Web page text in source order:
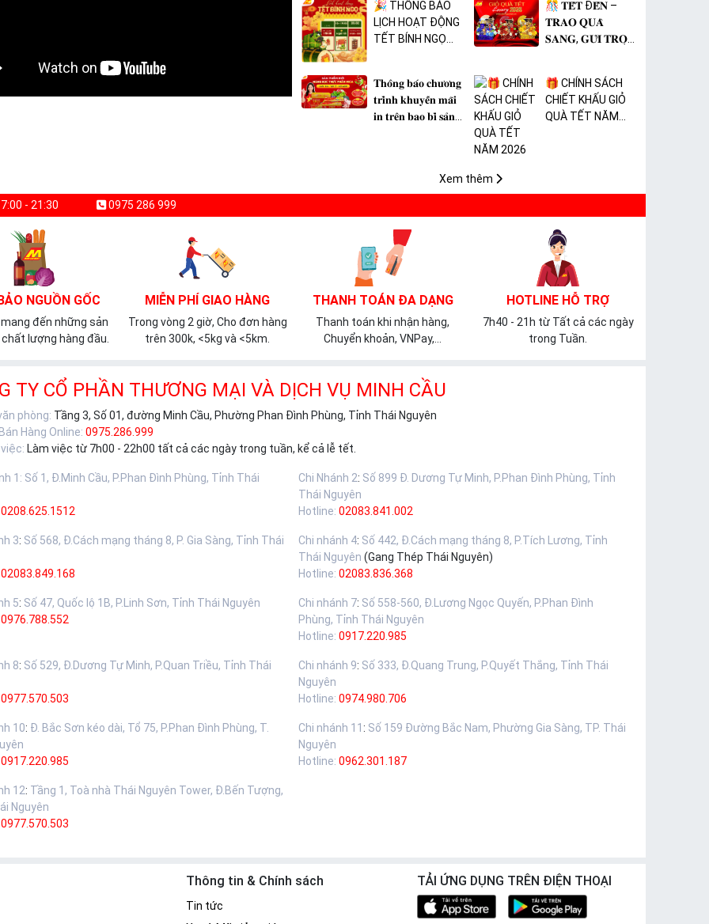
🎉 THÔNG BÁO
LỊCH HOẠT ĐỘNG
TẾT BÍNH NGỌ
🎊 𝐓𝐄̂́𝐓 Đ𝐄̂́𝐍 –
𝐓𝐑𝐀𝐎 𝐐𝐔𝐀̀
𝐒𝐀𝐍𝐆, 𝐆𝐔̛̉𝐈 𝐓𝐑𝐎̣𝐍
𝐓𝐡𝐨̂𝐧𝐠 𝐛𝐚́𝐨 𝐜𝐡𝐮̛𝐨̛𝐧𝐠
𝐭𝐫𝐢̀𝐧𝐡 𝐤𝐡𝐮𝐲𝐞̂́𝐧 𝐦𝐚̃𝐢
𝐢𝐧 𝐭𝐫𝐞̂𝐧 𝐛𝐚𝐨 𝐛𝐢̀ 𝐬𝐚̉𝐧
🎁 CHÍNH SÁCH
CHIẾT KHẤU GIỎ
QUÀ TẾT NĂM
Xem thêm
- 21:30 0975 286 999
NGUỒN GỐC
đến những sản
lượng hàng đầu.
MIỄN PHÍ GIAO HÀNG
Trong vòng 2 giờ, Cho đơn hàng
trên 300k, <5kg và <5km.
THANH TOÁN ĐA DẠNG
Thanh toán khi nhận hàng,
Chuyển khoản, VNPay,...
HOTLINE HỖ TRỢ
7h40 - 21h từ Tất cả các ngày
trong Tuần.
TY CỔ PHẦN THƯƠNG MẠI VÀ DỊCH VỤ MINH CẦU
phòng: Tầng 3, Số 01, đường Minh Cầu, Phường Phan Đình Phùng, Tỉnh Thái Nguyên
Hàng Online: 0975.286.999
Làm việc từ 7h00 - 22h00 tất cả các ngày trong tuần, kể cả lễ tết.
1 : Số 1, Đ.Minh Cầu, P.Phan Đình Phùng, Tỉnh Thái
0208.625.1512
Chi Nhánh 2: Số 899 Đ. Dương Tự Minh, P.Phan Đình Phùng, Tỉnh
Thái Nguyên
Hotline: 02083.841.002
3: Số 568, Đ.Cách mạng tháng 8, P. Gia Sàng, Tỉnh Thái
02083.849.168
Chi nhánh 4: Số 442, Đ.Cách mạng tháng 8, P.Tích Lương, Tỉnh
Thái Nguyên (Gang Thép Thái Nguyên)
Hotline: 02083.836.368
5: Số 47, Quốc lộ 1B, P.Linh Sơn, Tỉnh Thái Nguyên
0976.788.552
Chi nhánh 7: Số 558-560, Đ.Lương Ngọc Quyến, P.Phan Đình
Phùng, Tỉnh Thái Nguyên
Hotline: 0917.220.985
8: Số 529, Đ.Dương Tự Minh, P.Quan Triều, Tỉnh Thái
0977.570.503
Chi nhánh 9: Số 333, Đ.Quang Trung, P.Quyết Thắng, Tỉnh Thái
Nguyên
Hotline: 0974.980.706
10: Đ. Bắc Sơn kéo dài, Tổ 75, P.Phan Đình Phùng, T.
0917.220.985
Chi nhánh 11 : Số 159 Đường Bắc Nam, Phường Gia Sàng, TP. Thái
Nguyên
Hotline: 0962.301.187
12: Tầng 1, Toà nhà Thái Nguyên Tower, Đ.Bến Tượng,
Nguyên
0977.570.503
Thông tin & Chính sách
Tin tức
TẢI ỨNG DỤNG TRÊN ĐIỆN THOẠI